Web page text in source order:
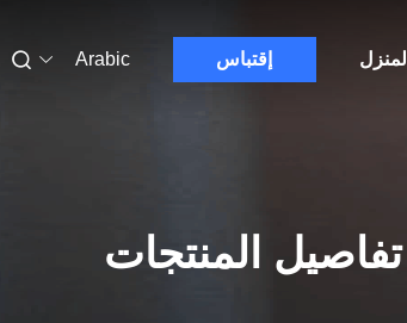
المنزل إقتباس Arabic
تفاصيل المنتجات